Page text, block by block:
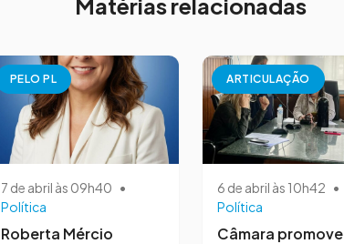
Matérias relacionadas
PELO PL
7 de abril às 09h40 •
Política
Roberta Mércio
ARTICULAÇÃO
6 de abril às 10h42 •
Política
Câmara promove